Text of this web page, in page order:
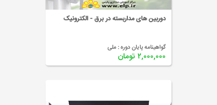
دوربین های مداربسته در برق - الکترونیک
گواهینامه پایان دوره : ملی
۲,۰۰۰,۰۰۰ تومان